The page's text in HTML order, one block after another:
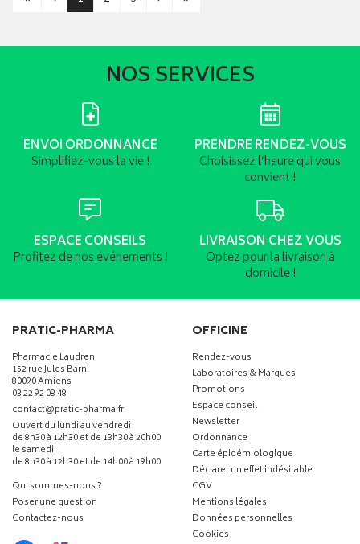
NOS SERVICES
ENVOI ORDONNANCE
Simplifiez-vous la vie !
PRENDRE RENDEZ-VOUS
Choisissez l’heure qui vous
convient !
ESPACE CONSEILS
Profitez de nos événements !
LIVRAISON CHEZ VOUS
Optez pour la livraison à
domicile !
PRATIC-PHARMA
Pharmacie Laudren
152 rue Jules Barni
80090 Amiens
03 22 92 08 48
contact-
@-
pratic-pharma.fr
Ouvert du lundi au vendredi
de 8h30 à 12h30 et de 13h30 à 20h00
le samedi
de 8h30 à 12h30 et de 14h00 à 19h00
Qui sommes-nous ?
Poser une question
Contactez-nous
OFFICINE
Rendez-vous
Laboratoires & Marques
Promotions
Espace conseil
Newsletter
Ordonnance
Carte épidémiologique
Déclarer un effet indésirable
CGV
Mentions légales
Données personnelles
Cookies